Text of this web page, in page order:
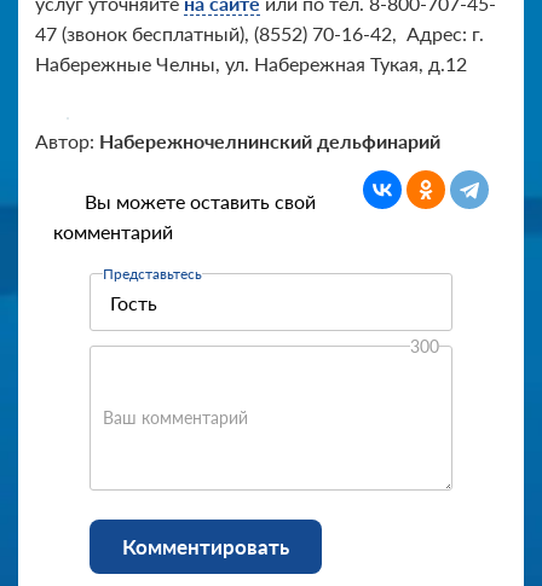
47 (звонок бесплатный), (8552) 70-16-42, Адрес: г.
Набережные Челны, ул. Набережная Тукая, д.12
Автор: Набережночелнинский дельфинарий
Вы можете оставить свой
комментарий
Представьтесь
Ваш комментарий
300
Комментировать